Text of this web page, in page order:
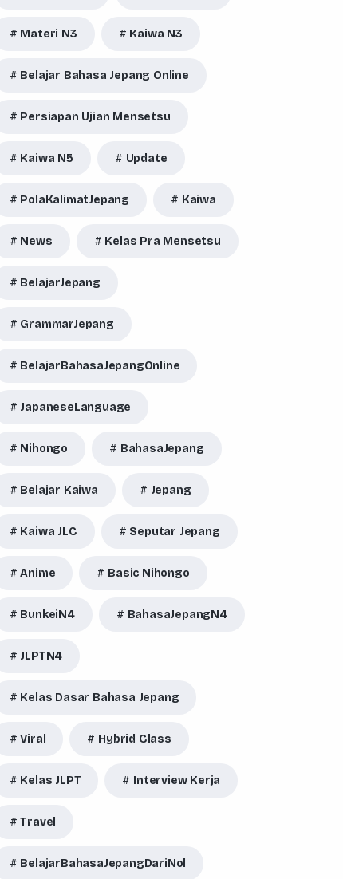
Materi N3 Kaiwa N3
Belajar Bahasa Jepang Online
Persiapan Ujian Mensetsu
Kaiwa N5 Update
PolaKalimatJepang Kaiwa
News Kelas Pra Mensetsu
BelajarJepang
GrammarJepang
BelajarBahasaJepangOnline
JapaneseLanguage
Nihongo BahasaJepang
Belajar Kaiwa Jepang
Kaiwa JLC Seputar Jepang
Anime Basic Nihongo
BunkeiN4 BahasaJepangN4
JLPTN4
Kelas Dasar Bahasa Jepang
Viral Hybrid Class
Kelas JLPT Interview Kerja
Travel
BelajarBahasaJepangDariNol